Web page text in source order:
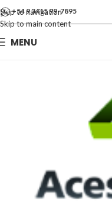
Skip to navigation
Skip to main content
+54 9 3415 99-7895
MENUSe vende por Und